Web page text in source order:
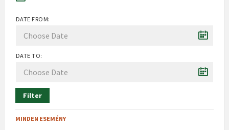
DATE FROM:
DATE TO:
Filter
MINDEN ESEMÉNY